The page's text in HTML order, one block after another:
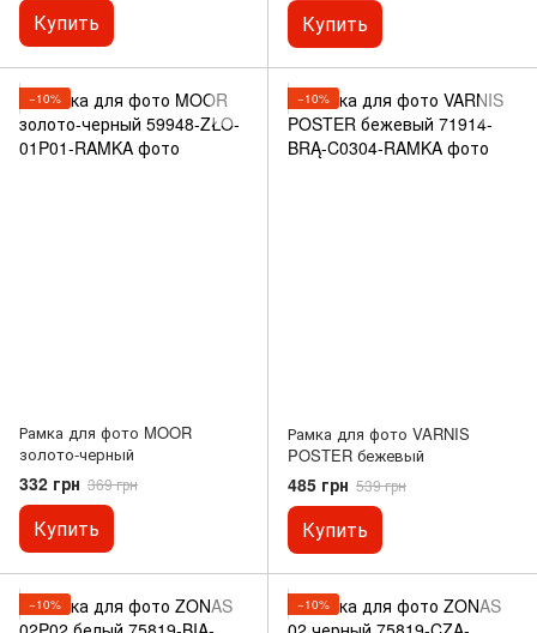
Купить Купить
−10%
Рамка для фото MOOR
золото-черный
332 грн 369 грн
Купить
−10%
Рамка для фото VARNIS
POSTER бежевый
485 грн 539 грн
Купить
−10% −10%